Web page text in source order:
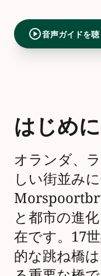
play_circle音声ガイドを聴
はじめに
オランダ、
しい街並み
と都市の進
在です。17
的な跳ね橋